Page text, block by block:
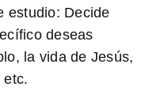
estudio: Decide
deseas
la vida de Jesús,
etc.